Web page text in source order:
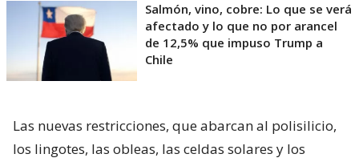
Salmón, vino, cobre: Lo que se verá
afectado y lo que no por arancel
de 12,5% que impuso Trump a
Chile
Las nuevas restricciones, que abarcan al polisilicio,
los lingotes, las obleas, las celdas solares y los